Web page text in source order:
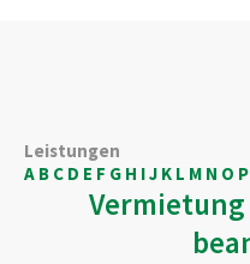
Leistungen
A B C D E F G H IJ K L M N O P